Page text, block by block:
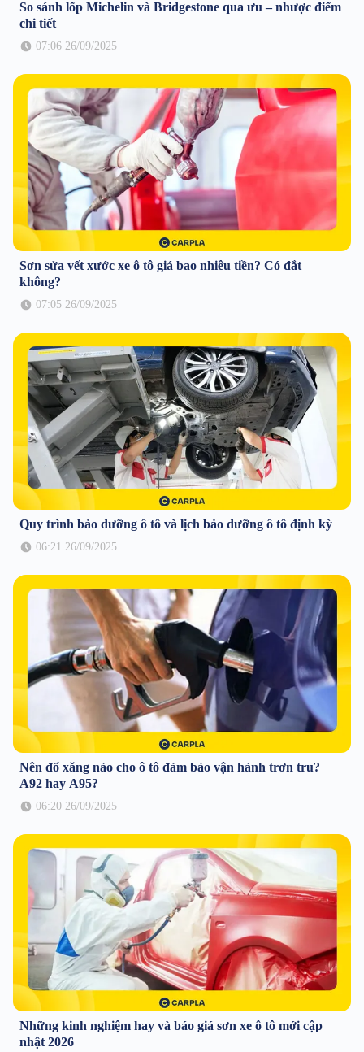
So sánh lốp Michelin và Bridgestone qua ưu – nhược điểm
chi tiết
07:06 26/09/2025
Sơn sửa vết xước xe ô tô giá bao nhiêu tiền? Có đắt
không?
07:05 26/09/2025
Quy trình bảo dưỡng ô tô và lịch bảo dưỡng ô tô định kỳ
06:21 26/09/2025
Nên đổ xăng nào cho ô tô đảm bảo vận hành trơn tru?
A92 hay A95?
06:20 26/09/2025
Những kinh nghiệm hay và báo giá sơn xe ô tô mới cập
nhật 2026